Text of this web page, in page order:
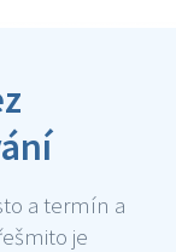
a termín a
je